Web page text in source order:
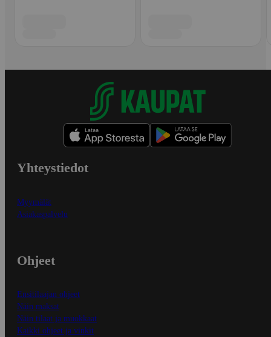
Yhteystiedot
Myymälät
Asiakaspalvelu
Ohjeet
Ensitilaajan ohjeet
Näin maksat
Näin tilaat ja muokkaat
Kaikki ohjeet ja vinkit